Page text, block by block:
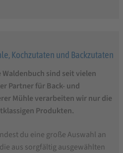
Kochzutaten und Backzutaten
sind seit vielen
Partner für Back- und
Mühle verarbeiten wir nur die
Produkten.
du eine große Auswahl an
aus sorgfältig ausgewählten